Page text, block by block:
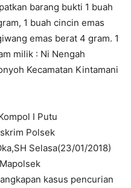
barang bukti 1 buah
1 buah cincin emas
emas berat 4 gram. 1
milik : Ni Nengah
Kecamatan Kintamani
I Putu
Polsek
Selasa(23/01/2018)
kasus pencurian